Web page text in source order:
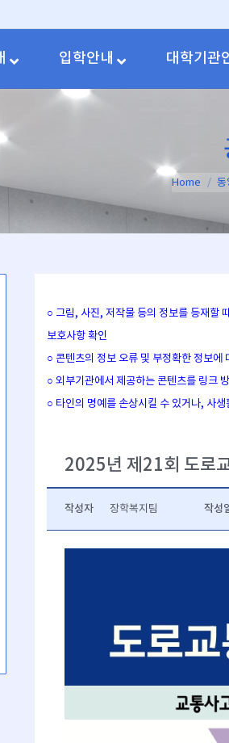
입학안내 대학기관
You are
Home 동
○ 그림, 사진, 저작물 등의 정보를 등재할
보호사항 확인
○ 콘텐츠의 정보 오류 및 부정확한 정보에
○ 외부기관에서 제공하는 콘텐츠를 링크
○ 타인의 명예를 손상시킬 수 있거나, 사
2025년 제21회 도로
작성자 장학복지팀 작성